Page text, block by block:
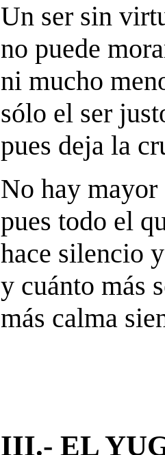
Un ser sin
no puede
ni mucho
sólo el ser
pues deja la
No hay mayor
pues todo el
hace silencio
y cuánto más
más calma
III.- EL